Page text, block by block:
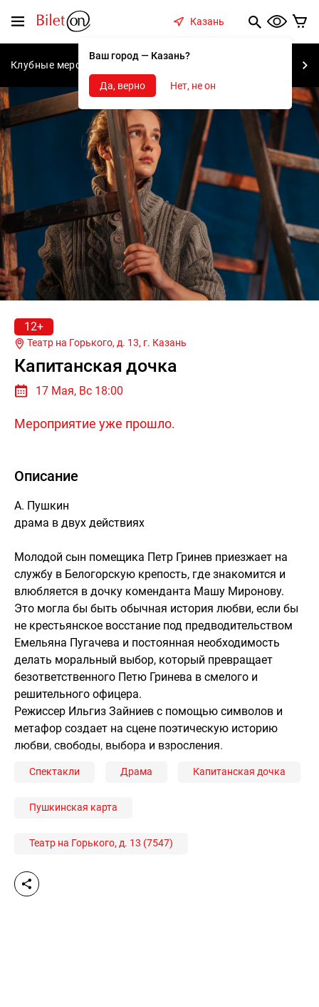
Меню
Казань
Ваш город — Казань?
Да, верно Нет, не он
Клубные мероприятия
12+
Театр на Горького, д. 13, г. Казань
Капитанская дочка
17 Мая, Вс 18:00
Мероприятие уже прошло.
Описание
А. Пушкин
драма в двух действиях
Молодой сын помещика Петр Гринев приезжает на
службу в Белогорскую крепость, где знакомится и
влюбляется в дочку коменданта Машу Миронову.
Это могла бы быть обычная история любви, если бы
не крестьянское восстание под предводительством
Емельяна Пугачева и постоянная необходимость
делать моральный выбор, который превращает
безответственного Петю Гринева в смелого и
решительного офицера.
Режиссер Ильгиз Зайниев с помощью символов и
метафор создает на сцене поэтическую историю
любви, свободы, выбора и взросления.
Спектакли Драма Капитанская дочка
Пушкинская карта
Театр на Горького, д. 13 (7547)